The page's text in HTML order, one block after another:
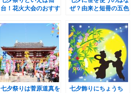
台！花火大会のおすす
介！
ぜ？由来と短冊の五色
七夕祭りは菅原道真を
七夕飾りにちょうち